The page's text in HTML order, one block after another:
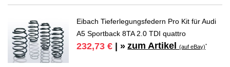
Eibach Tieferlegungsfedern Pro Kit für Audi
A5 Sportback 8TA 2.0 TDI quattro
232,73 € | » zum Artikel(auf eBay)*